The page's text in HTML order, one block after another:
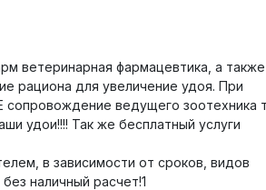
ветеринарная фармацевтика, а
рациона для увеличение удоя. При
ведущего зоотехника
удои!!!! Так же бесплатный услуги
в зависимости от сроков, видов
наличный расчет!1